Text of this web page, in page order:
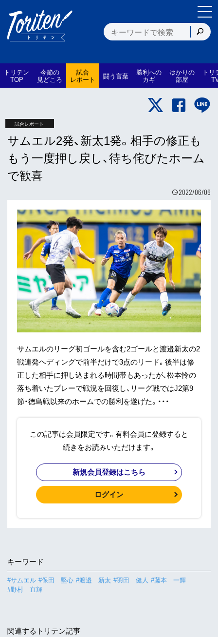
トリテン
TOP
今節の
見どころ
試合
レポート 闘う言葉 勝利への
カギ
ゆかりの
部屋
トリ
試合レポート
サムエル2発、新太1発。相手の修正も
もう一度押し戻し、待ち侘びたホーム
で歓喜
2022/06/06
サムエルのリーグ初ゴールを含む2ゴールと渡邉新太の2
戦連発ヘディングで前半だけで3点のリード。後半は修
正した相手に押し込まれる時間帯もあったが、松本怜の
落ち着いたプレーで戦況を回復し、リーグ戦ではJ2第9
節・徳島戦以来のホームでの勝利を遂げた。・・・
この記事は会員限定です。有料会員に登録すると
続きをお読みいただけます。
新規会員登録はこちら
ログイン
キーワード
#サムエル #保田 堅心 #渡邉 新太 #羽田 健人 #藤本 一輝
#野村 直輝
関連するトリテン記事